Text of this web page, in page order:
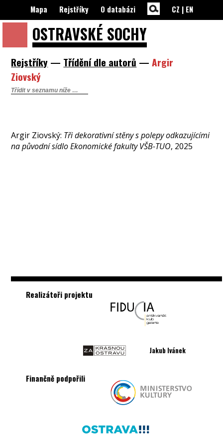
OSTRAVSKÉ SOCHY
Mapa Rejstříky O databázi CZ | EN
Rejstříky — Třídění dle autorů —Argir
Ziovský
Argir Ziovský: Tři dekorativní stěny s polepy odkazujícími
na původní sídlo Ekonomické fakulty VŠB-TUO, 2025
Realizátoři projektu
Jakub Ivánek
Finančně podpořili